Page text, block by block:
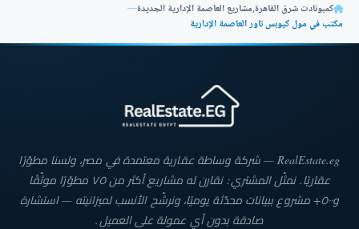
كمبونادت شرق القاهرة,مشاريع العاصمة الإدارية الجديدة—
مكتب في مول كيوبس تاور العاصمة الإدارية
RealEstate.eg — شركة وساطة عقارية معتمدة في مصر، ولسنا مطوّرًا
عقاريًا. نمثّل المشتري: نقارن له مشاريع أكثر من ٧٥ مطوّرًا موثّقًا
و٥٠٠+ مشروع ببيانات محدّثة يوميًا، ونرشّح الأنسب لميزانيته — استشارة
صادقة بدون أي عمولة على العميل.